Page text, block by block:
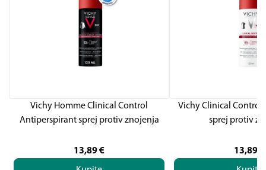
Vichy Homme Clinical Control
Antiperspirant sprej protiv znojenja
13,89€
Vichy Clinical Control
sprej protiv
13,89